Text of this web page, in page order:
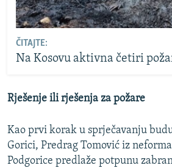
ČITAJTE:
Na Kosovu aktivna četiri
Rješenje ili rješenja za požare
Kao prvi korak u sprječavanju
Gorici, Predrag Tomović iz
Podgorice predlaže potpunu